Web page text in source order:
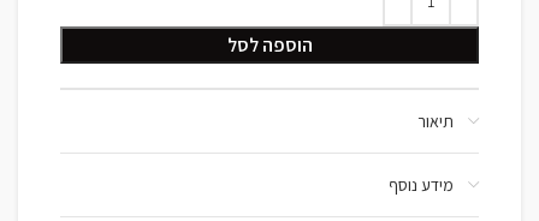
הוספה לסל
תיאור
מידע נוסף